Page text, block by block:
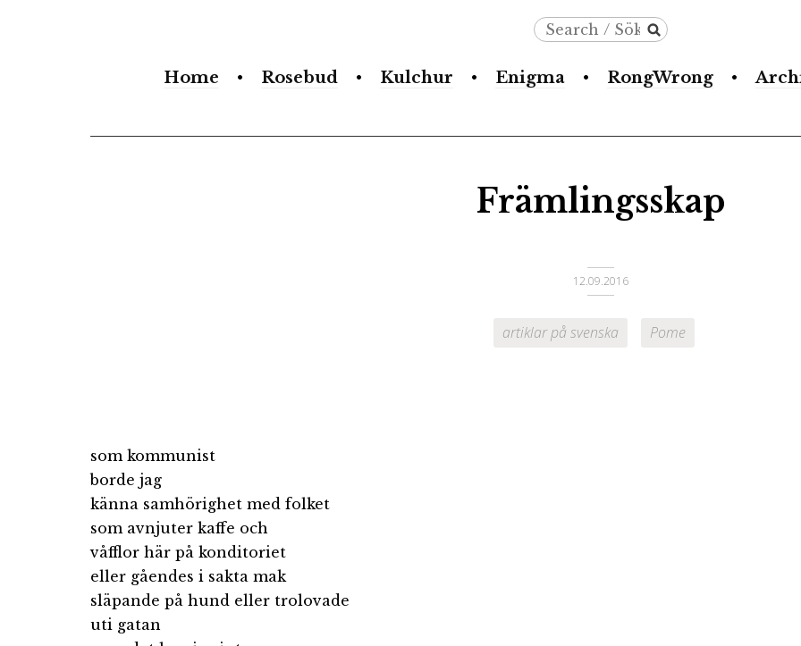
form
Search
Sök
Home Rosebud Kulchur Enigma RongWrong
Främlingsskap
12.09.2016
artiklar på svenska Pome
som kommunist
borde jag
känna samhörighet med folket
som avnjuter kaffe och
våfflor här på konditoriet
eller gåendes i sakta mak
släpande på hund eller trolovade
uti gatan